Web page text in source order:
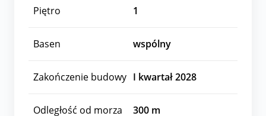
Piętro 1
Basen wspólny
Zakończenie budowy I kwartał 2028
Odległość od morza 300 m